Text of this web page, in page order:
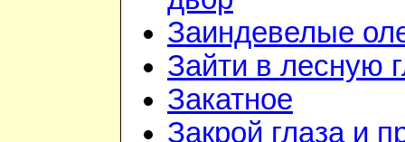
Заиндевелые
Зайти в лесную
Закатное
Закрой глаза и